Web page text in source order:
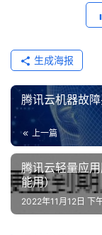
码
热
游
攻
略
知
识
问
答
备案授权码
4、选择要进
成流程。
案授权码生
行更改云服务或
备案授权码
1台服务器最
生成海报
腾讯云机器故
上一篇
腾讯云轻量应
能用）
2022年11月12日 下